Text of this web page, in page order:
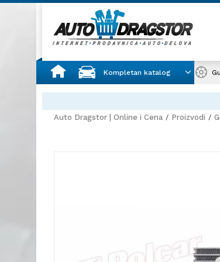
Kompletan katalog
Auto Dragstor | Online i Cena Proizvodi